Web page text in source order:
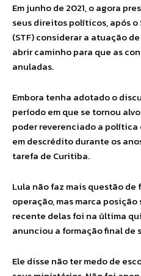
Em junho de 2021, o agora
seus direitos políticos, após
(STF) considerar a atuação
abrir caminho para que as
anuladas.
Embora tenha adotado o
período em que se tornou
poder reverenciado a
em descrédito durante os
tarefa de Curitiba.
Lula não faz mais questão
operação, mas marca
recente delas foi na última
anunciou a formação final de
Ele disse não ter medo de